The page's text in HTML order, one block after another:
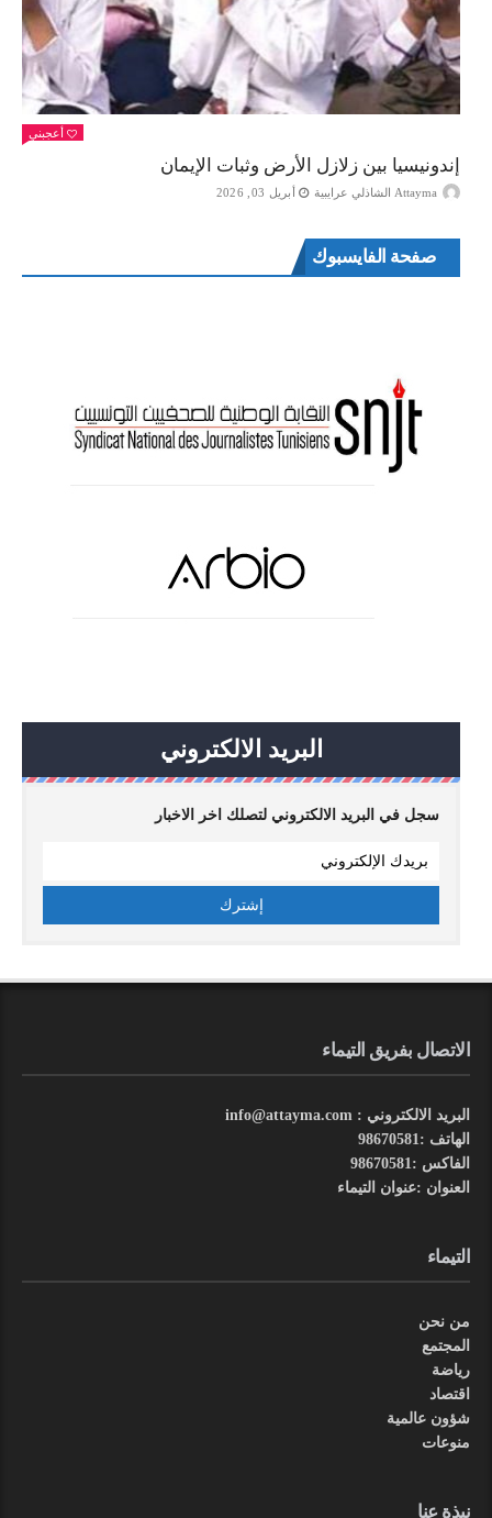
أعجبني
إندونيسيا بين زلازل الأرض وثبات الإيمان
Attayma الشاذلي عرايبية أبريل 03, 2026
صفحة الفايسبوك
البريد الالكتروني
سجل في البريد الالكتروني لتصلك اخر الاخبار
الاتصال بفريق التيماء
البريد الالكتروني : info@attayma.com
الهاتف :98670581
الفاكس :98670581
العنوان :عنوان التيماء
التيماء
من نحن
المجتمع
رياضة
اقتصاد
شؤون عالمية
منوعات
نبذة عنا